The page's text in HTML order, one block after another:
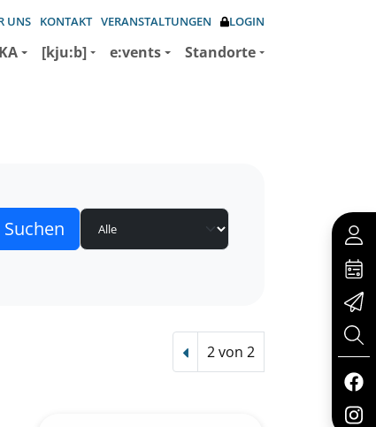
UNS KONTAKT VERANSTALTUNGEN LOGIN
[kju:b] e:vents Standorte
Vorheriger Treffer
2 von 2